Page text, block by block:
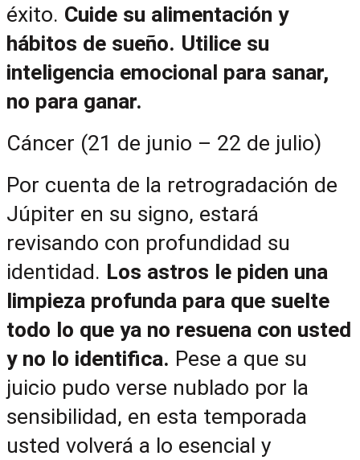
éxito. Cuide su alimentación y
hábitos de sueño. Utilice su
inteligencia emocional para sanar,
no para ganar.
Cáncer (21 de junio – 22 de julio)
Por cuenta de la retrogradación de
Júpiter en su signo, estará
revisando con profundidad su
identidad. Los astros le piden una
limpieza profunda para que suelte
todo lo que ya no resuena con usted
y no lo identifica. Pese a que su
juicio pudo verse nublado por la
sensibilidad, en esta temporada
usted volverá a lo esencial y